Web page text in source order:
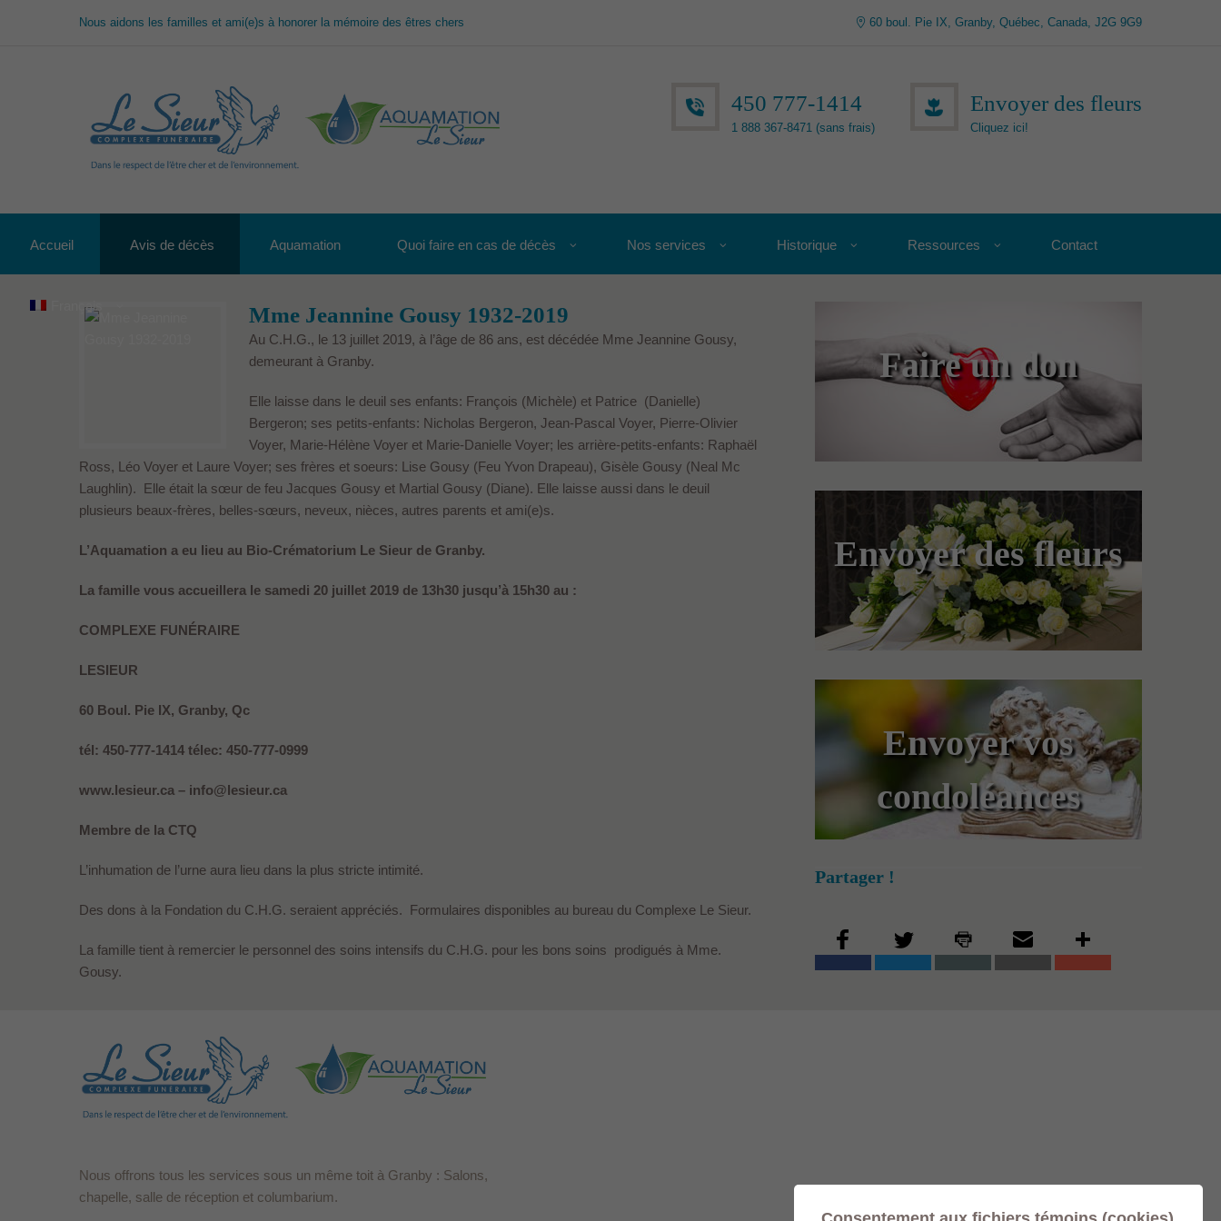
Nous aidons les familles et ami(e)s à honorer la mémoire des êtres chers 60 boul. Pie IX, Granby, Québec, Canada, J2G 9G9
450 777-1414
1 888 367-8471 (sans frais)
Envoyer des fleurs
Cliquez ici!
Accueil Avis de décès Aquamation Quoi faire en cas de décès Nos services Historique Ressources Contact
Français Mme Jeannine Gousy 1932-2019
Au C.H.G., le 13 juillet 2019, à l’âge de 86 ans, est décédée Mme Jeannine Gousy,
demeurant à Granby.
Elle laisse dans le deuil ses enfants: François (Michèle) et Patrice (Danielle)
Bergeron; ses petits-enfants: Nicholas Bergeron, Jean-Pascal Voyer, Pierre-Olivier
Voyer, Marie-Hélène Voyer et Marie-Danielle Voyer; les arrière-petits-enfants: Raphaël
Ross, Léo Voyer et Laure Voyer; ses frères et soeurs: Lise Gousy (Feu Yvon Drapeau), Gisèle Gousy (Neal Mc
Laughlin). Elle était la sœur de feu Jacques Gousy et Martial Gousy (Diane). Elle laisse aussi dans le deuil
plusieurs beaux-frères, belles-sœurs, neveux, nièces, autres parents et ami(e)s.
L’Aquamation a eu lieu au Bio-Crématorium Le Sieur de Granby.
La famille vous accueillera le samedi 20 juillet 2019 de 13h30 jusqu’à 15h30 au :
COMPLEXE FUNÉRAIRE
LESIEUR
60 Boul. Pie IX, Granby, Qc
tél: 450-777-1414 télec: 450-777-0999
www.lesieur.ca – info@lesieur.ca
Membre de la CTQ
L’inhumation de l’urne aura lieu dans la plus stricte intimité.
Des dons à la Fondation du C.H.G. seraient appréciés. Formulaires disponibles au bureau du Complexe Le Sieur.
La famille tient à remercier le personnel des soins intensifs du C.H.G. pour les bons soins prodigués à Mme.
Gousy.
Faire un don
Envoyer des fleurs
Envoyer vos
condoléances
Partager !
Nous offrons tous les services sous un même toit à Granby : Salons,
chapelle, salle de réception et columbarium.